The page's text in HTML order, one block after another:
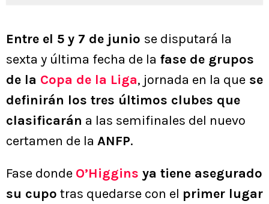
Entre el 5 y 7 de junio se disputará la
sexta y última fecha de la fase de grupos
de la Copa de la Liga, jornada en la que se
definirán los tres últimos clubes que
clasificarán a las semifinales del nuevo
certamen de la ANFP.
Fase donde O’Higgins ya tiene asegurado
su cupo tras quedarse con el primer lugar